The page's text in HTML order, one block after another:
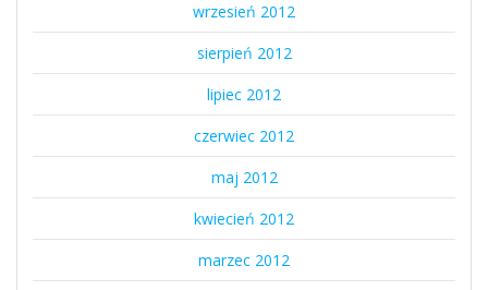
wrzesień 2012
sierpień 2012
lipiec 2012
czerwiec 2012
maj 2012
kwiecień 2012
marzec 2012